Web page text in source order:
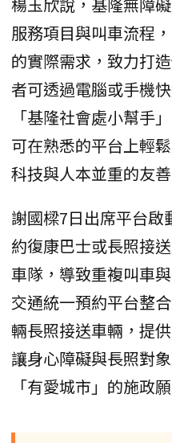
服務項目與叫車流程
的實際需求，致力打
者可透過電腦或手機
「基隆社會處小幫手
可在熟悉的平台上輕
科技與人本並重的友
謝國樑7日出席平台啟
約復康巴士或長照接
車隊，導致重複叫車
交通統一預約平台整
輛長照接送車輛，提
讓身心障礙與長照對
「有愛城市」的施政